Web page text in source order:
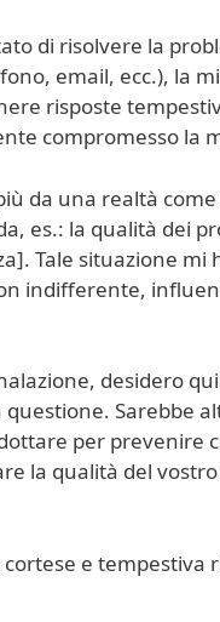
di risolvere la
email, ecc.), la
risposte
compromesso la
da una realtà
es.: la qualità dei
Tale situazione
indifferente,
desidero
Sarebbe
per prevenire
la qualità del
e tempestiva